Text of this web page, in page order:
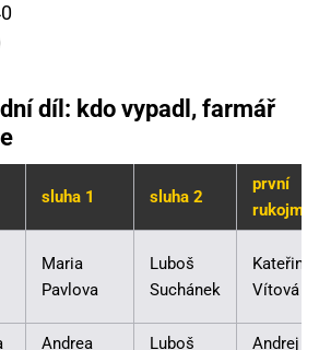
díl: kdo vypadl, farmář
sluha 1 sluha 2
první
rukojmí
Maria
Pavlova
Luboš
Suchánek
Kateřina
Vítová
Andrea Luboš Andrej